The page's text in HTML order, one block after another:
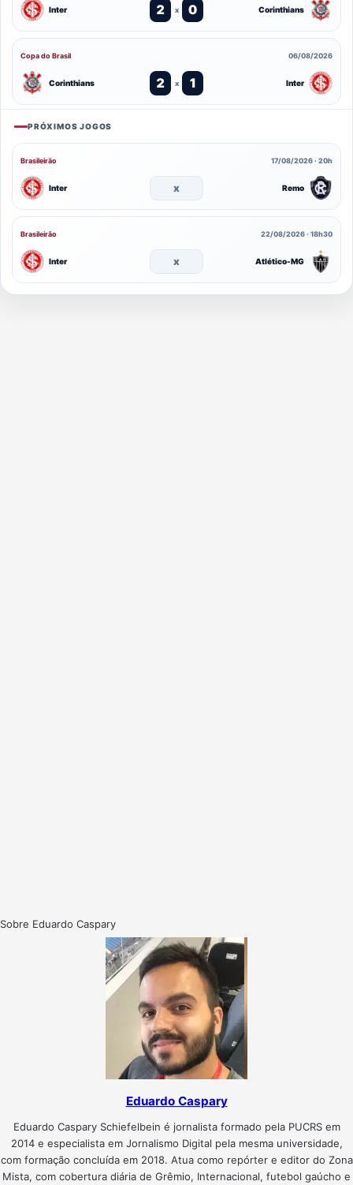
Inter 2 x 0 Corinthians
Copa do Brasil 06/08/2026
Corinthians 2 x 1 Inter
PRÓXIMOS JOGOS
Brasileirão 17/08/2026 · 20h
Inter x Remo
Brasileirão 22/08/2026 · 18h30
Inter x Atlético-MG
Sobre Eduardo Caspary
Eduardo Caspary
Eduardo Caspary Schiefelbein é jornalista formado pela PUCRS em
2014 e especialista em Jornalismo Digital pela mesma universidade,
com formação concluída em 2018. Atua como repórter e editor do Zona
Mista, com cobertura diária de Grêmio, Internacional, futebol gaúcho e